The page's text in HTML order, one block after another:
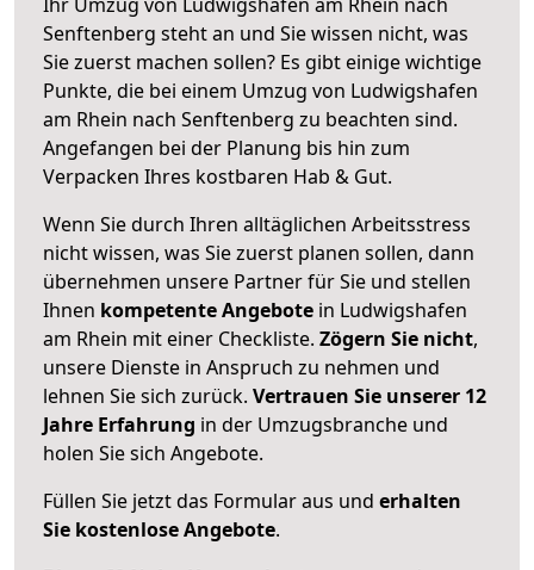
Senftenberg steht an und Sie wissen nicht, was
Sie zuerst machen sollen? Es gibt einige wichtige
Punkte, die bei einem Umzug von Ludwigshafen
am Rhein nach Senftenberg zu beachten sind.
Angefangen bei der Planung bis hin zum
Verpacken Ihres kostbaren Hab & Gut.
Wenn Sie durch Ihren alltäglichen Arbeitsstress
nicht wissen, was Sie zuerst planen sollen, dann
übernehmen unsere Partner für Sie und stellen
Ihnen kompetente Angebote in Ludwigshafen
am Rhein mit einer Checkliste. Zögern Sie nicht,
unsere Dienste in Anspruch zu nehmen und
lehnen Sie sich zurück. Vertrauen Sie unserer 12
Jahre Erfahrung in der Umzugsbranche und
holen Sie sich Angebote.
Füllen Sie jetzt das Formular aus und erhalten
Sie kostenlose Angebote.